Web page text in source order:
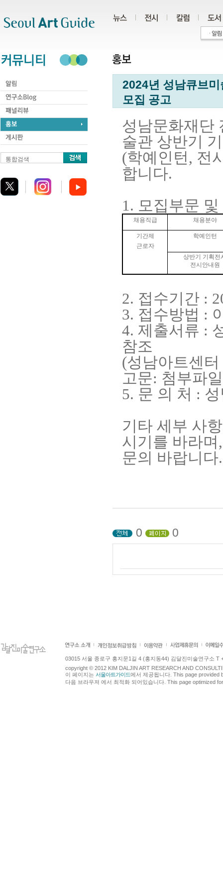
통합검색
2024년 성남큐브
모집 공고
성남문화재단
술관 상반기
(학예인턴 , 전
합니다.
1. 모집부문 및
채용직급 채용분야
기간제
근로자
학예인턴
상반기 기획전
전시안내원
2. 접수기간 :
3. 접수방법 :
4. 제출서류 :
참조
(성남아트센
고문: 첨부파일
5. 문 의 처 :
기타 세부 사
시기를 바라며
문의 바랍니다.
0 0
03015 서울 종로구 홍지문1길 4 (홍지동44) 김달진미술연구소 T
copyright © 2012 KIM DALJIN ART RESEARCH AND
이 페이지는 서울아트가이드에서 제공됩니다. This page provided
다음 브라우져 에서 최적화 되어있습니다. This page optimized